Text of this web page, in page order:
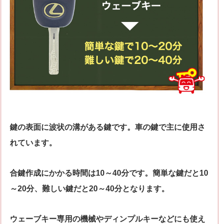
鍵の表面に波状の溝がある鍵です。車の鍵で主に使用さ
れています。
合鍵作成にかかる時間は10～40分です。簡単な鍵だと10
～20分、難しい鍵だと20～40分となります。
ウェーブキー専用の機械やディンプルキーなどにも使え